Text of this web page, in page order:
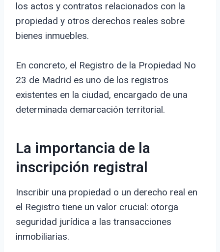
los actos y contratos relacionados con la
propiedad y otros derechos reales sobre
bienes inmuebles.
En concreto, el Registro de la Propiedad No
23 de Madrid es uno de los registros
existentes en la ciudad, encargado de una
determinada demarcación territorial.
La importancia de la
inscripción registral
Inscribir una propiedad o un derecho real en
el Registro tiene un valor crucial: otorga
seguridad jurídica a las transacciones
inmobiliarias.